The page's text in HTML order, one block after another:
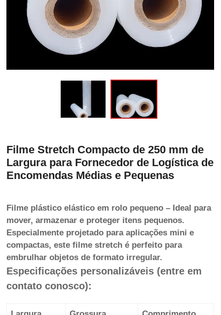
Filme Stretch Compacto de 250 mm de
Largura para Fornecedor de Logística de
Encomendas Médias e Pequenas
Filme plástico elástico em rolo pequeno – Ideal para
mover, armazenar e proteger itens pequenos.
Especialmente projetado para aplicações mini e
compactas, este filme stretch é perfeito para
embrulhar objetos de formato irregular.
Especificações personalizáveis (entre em
contato conosco):